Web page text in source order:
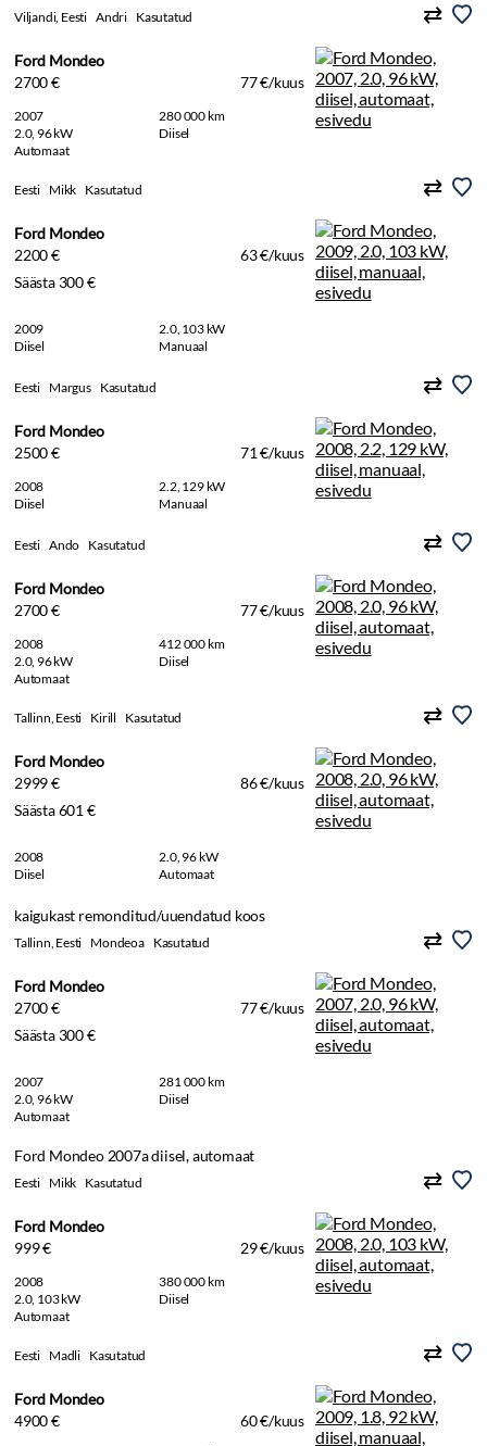
Viljandi, Eesti Andri Kasutatud
Ford Mondeo
2700 €
77 €/kuus
2007
280 000 km
2.0, 96 kW
Diisel
Automaat
Eesti Mikk Kasutatud
Ford Mondeo
2200 €
63 €/kuus
Säästa 300 €
2009
2.0, 103 kW
Diisel
Manuaal
Eesti Margus Kasutatud
Ford Mondeo
2500 €
71 €/kuus
2008
2.2, 129 kW
Diisel
Manuaal
Eesti Ando Kasutatud
Ford Mondeo
2700 €
77 €/kuus
2008
412 000 km
2.0, 96 kW
Diisel
Automaat
Tallinn, Eesti Kirill Kasutatud
Ford Mondeo
2999 €
86 €/kuus
Säästa 601 €
2008
2.0, 96 kW
Diisel
Automaat
kaigukast remonditud/uuendatud koos
Tallinn, Eesti Mondeoa Kasutatud
Ford Mondeo
2700 €
77 €/kuus
Säästa 300 €
2007
281 000 km
2.0, 96 kW
Diisel
Automaat
Ford Mondeo 2007a diisel, automaat
Eesti Mikk Kasutatud
Ford Mondeo
999 €
29 €/kuus
2008
380 000 km
2.0, 103 kW
Diisel
Automaat
Eesti Madli Kasutatud
Ford Mondeo
4900 €
60 €/kuus